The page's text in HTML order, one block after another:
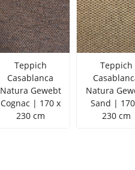
Teppich
Casablanca
Natura Gewebt
Cognac | 170 x
230 cm
Teppich
Natura
Sand |
230 cm